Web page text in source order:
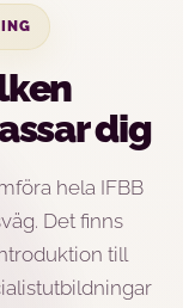
dig
hela IFBB
Det finns
till